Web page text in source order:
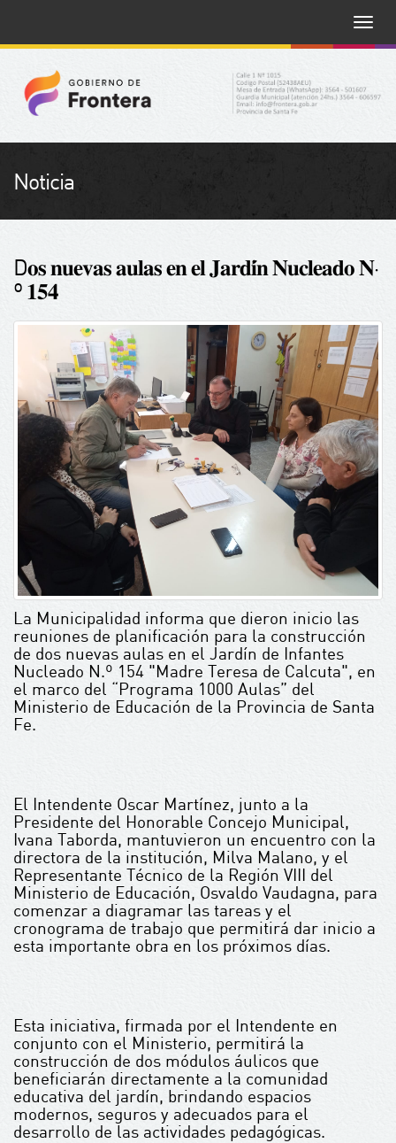
Toggle
Noticia
D𝐨𝐬 𝐧𝐮𝐞𝐯𝐚𝐬 𝐚𝐮𝐥𝐚𝐬 𝐞𝐧 𝐞𝐥 𝐉𝐚𝐫𝐝𝐢́𝐧 𝐍𝐮𝐜𝐥𝐞𝐚𝐝𝐨 𝐍‧
º 𝟏𝟓𝟒
La Municipalidad informa que dieron inicio las
reuniones de planificación para la construcción
de dos nuevas aulas en el Jardín de Infantes
Nucleado N.º 154 "Madre Teresa de Calcuta", en
el marco del “Programa 1000 Aulas” del
Ministerio de Educación de la Provincia de Santa
Fe.
El Intendente Oscar Martínez, junto a la
Presidente del Honorable Concejo Municipal,
Ivana Taborda, mantuvieron un encuentro con la
directora de la institución, Milva Malano, y el
Representante Técnico de la Región VIII del
Ministerio de Educación, Osvaldo Vaudagna, para
comenzar a diagramar las tareas y el
cronograma de trabajo que permitirá dar inicio a
esta importante obra en los próximos días.
Esta iniciativa, firmada por el Intendente en
conjunto con el Ministerio, permitirá la
construcción de dos módulos áulicos que
beneficiarán directamente a la comunidad
educativa del jardín, brindando espacios
modernos, seguros y adecuados para el
desarrollo de las actividades pedagógicas.